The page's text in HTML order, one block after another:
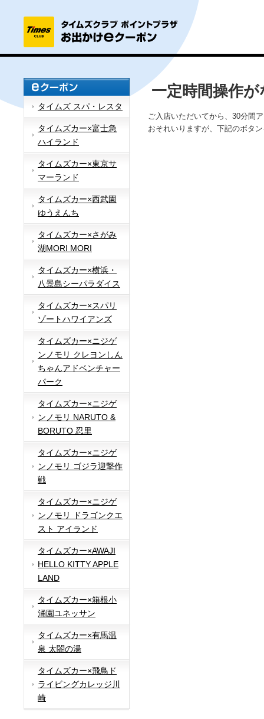
タイムズ スパ・レスタ
タイムズカー×富士急
ハイランド
タイムズカー×東京サ
マーランド
タイムズカー×西武園
ゆうえんち
タイムズカー×さがみ
湖MORI MORI
タイムズカー×横浜・
八景島シーパラダイス
タイムズカー×スパリ
ゾートハワイアンズ
タイムズカー×ニジゲ
ンノモリ クレヨンしん
ちゃんアドベンチャー
パーク
タイムズカー×ニジゲ
ンノモリ NARUTO &
BORUTO 忍里
タイムズカー×ニジゲ
ンノモリ ゴジラ迎撃作
戦
タイムズカー×ニジゲ
ンノモリ ドラゴンクエ
スト アイランド
タイムズカー×AWAJI
HELLO KITTY APPLE
LAND
タイムズカー×箱根小
涌園ユネッサン
タイムズカー×有馬温
泉 太閤の湯
タイムズカー×飛鳥ド
ライビングカレッジ川
崎
一定時間操作
ご入店いただいてから、30分間
おそれいりますが、下記のボタ